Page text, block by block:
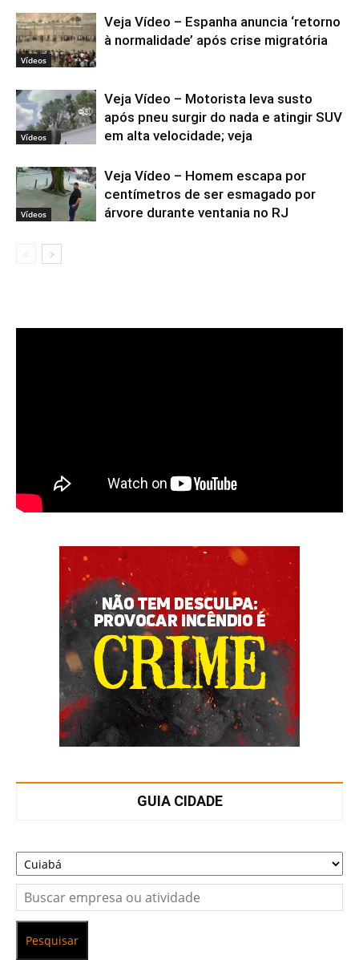
Vídeos
Veja Vídeo – Espanha anuncia ‘retorno
à normalidade’ após crise migratória
Vídeos
Veja Vídeo – Motorista leva susto
após pneu surgir do nada e atingir SUV
em alta velocidade; veja
Vídeos
Veja Vídeo – Homem escapa por
centímetros de ser esmagado por
árvore durante ventania no RJ
GUIA CIDADE
Pesquisar